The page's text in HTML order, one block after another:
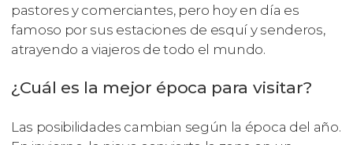
pastores y comerciantes, pero hoy en día es
famoso por sus estaciones de esquí y senderos,
atrayendo a viajeros de todo el mundo.
¿Cuál es la mejor época para visitar?
Las posibilidades cambian según la época del año.